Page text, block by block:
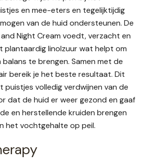
en mee-eters en tegelijktijdig
van de huid ondersteunen. De
Night Cream voedt, verzacht en
plantaardig linolzuur wat helpt om
te brengen. Samen met de
bereik je het beste resultaat. Dit
puistjes volledig verdwijnen van de
dat de huid er weer gezond en gaaf
en herstellende kruiden brengen
het vochtgehalte op peil.